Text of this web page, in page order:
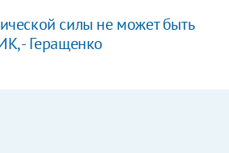
силы не может быть
- Геращенко